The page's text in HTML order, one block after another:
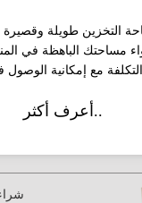
التخزين طويلة
مساحتك الباهظة في
أعرف أكثر..